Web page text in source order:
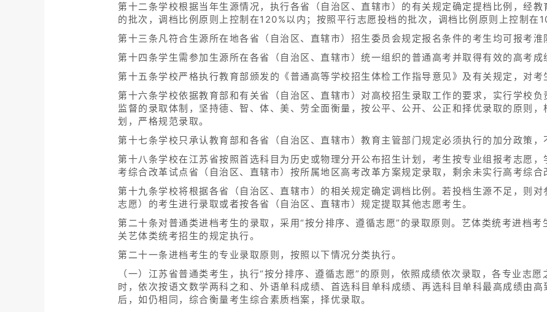
第十二条学校根据当年生源情况，执行各省（自治区、直辖市）的有关规定确定提档比例，经
的批次，调档比例原则上控制在120%以内；按照平行志愿投档的批次，调档比例原则上控制在
第十三条凡符合生源所在地各省（自治区、直辖市）招生委员会规定报名条件的考生均可报考淮
第十四条学生需参加生源所在各省（自治区、直辖市）统一组织的普通高考并取得有效的高考成
第十五条学校严格执行教育部颁发的《普通高等学校招生体检工作指导意见》及有关规定，对考
第十六条学校依据教育部和有关省（自治区、直辖市）对高校招生录取工作的要求，实行学校
监督的录取体制，坚持德、智、体、美、劳全面衡量，按公平、公开、公正和择优录取的原则
划，严格规范录取。
第十七条学校只承认教育部和各省（自治区、直辖市）教育主管部门规定必须执行的加分政策，
第十八条学校在江苏省按照首选科目为历史或物理分开公布招生计划，考生按专业组报考志愿
考综合改革试点省（自治区、直辖市）按所属地区高考改革方案规定录取，剩余未实行高考综合
第十九条学校将根据各省（自治区、直辖市）的相关规定确定调档比例。若投档生源不足，则
志愿）的考生进行录取或者按各省（自治区、直辖市）规定提取其他志愿考生。
第二十条对普通类进档考生的录取，采用“按分排序、遵循志愿”的录取原则。艺体类统考进档
关艺体类统考招生的规定执行。
第二十一条进档考生的专业录取原则，按照以下情况分类执行。
（一）江苏省普通类考生，执行“按分排序、遵循志愿”的原则，依照成绩依次录取，各专业志
时，依次按语文数学两科之和、外语单科成绩、首选科目单科成绩、再选科目单科最高成绩由
后，如仍相同，综合衡量考生综合素质档案，择优录取。